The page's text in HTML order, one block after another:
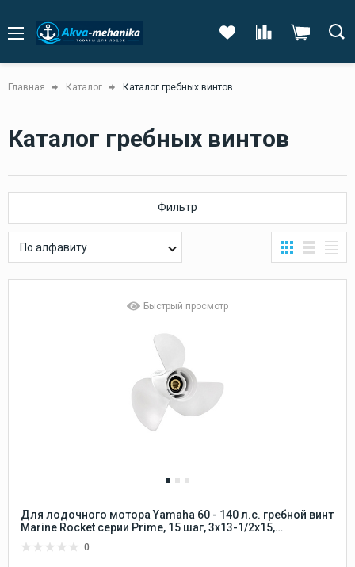
Главная Каталог Каталог гребных винтов
Каталог гребных винтов
Фильтр
По алфавиту
Быстрый просмотр
Для лодочного мотора Yamaha 60 - 140 л.с. гребной винт
Marine Rocket серии Prime, 15 шаг, 3x13-1/2x15,
0